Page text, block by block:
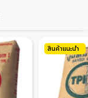
สินค้าแนะนำ